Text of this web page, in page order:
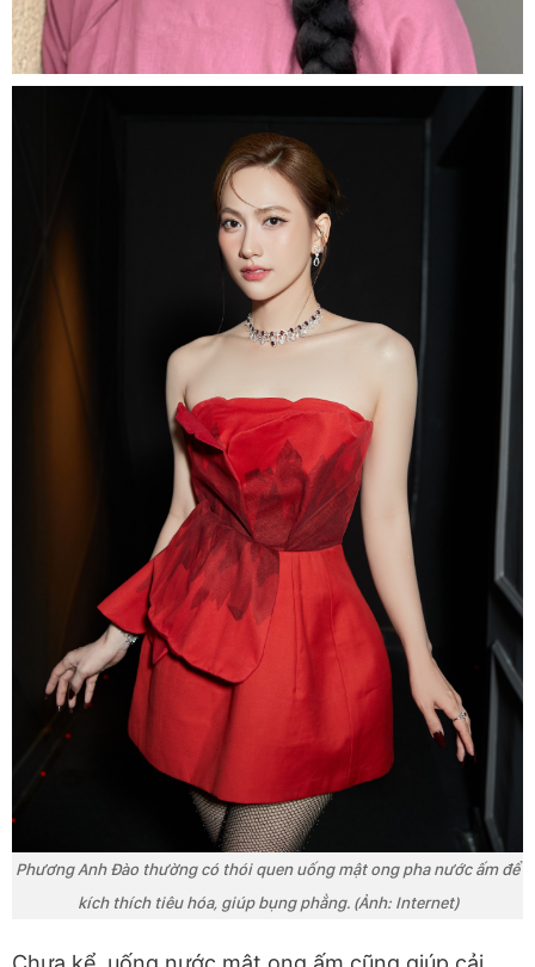
Phương Anh Đào thường có thói quen uống mật ong pha nước ấm để
kích thích tiêu hóa, giúp bụng phẳng. (Ảnh: Internet)